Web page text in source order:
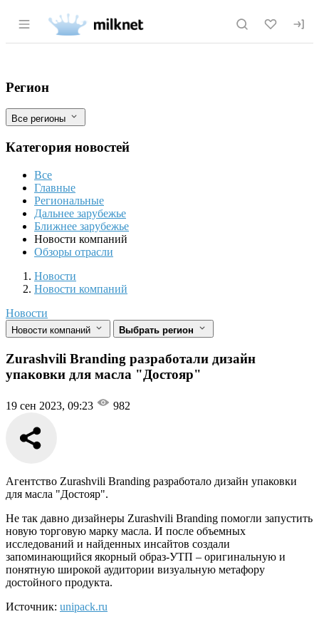
Раздел навигации по сайту milknet.ru
Zurashvili Branding разработали
Фильтры
Регион
Все регионы
Категория новостей
Все
Главные
Региональные
Дальнее зарубежье
Ближнее зарубежье
Новости компаний
Обзоры отрасли
Новости
Разделы
Новости
Новости компаний
Новости
Новости компаний Выбрать регион
Zurashvili Branding разработали дизайн
упаковки для масла "Достояр"
19 сен 2023, 09:23 982
Агентство Zurashvili Branding разработало дизайн упаковки
для масла "Достояр".
Не так давно дизайнеры Zurashvili Branding помогли запустить
новую торговую марку масла. И после объемных
исследований и найденных инсайтов создали
запоминающийся якорный образ-УТП – оригинальную и
понятную широкой аудитории визуальную метафору
достойного продукта.
Источник: unipack.ru